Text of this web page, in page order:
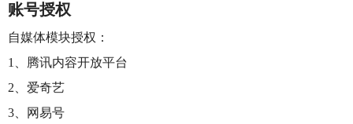
账号授权
自媒体模块授权：
1、腾讯内容开放平台
2、爱奇艺
3 、网易号